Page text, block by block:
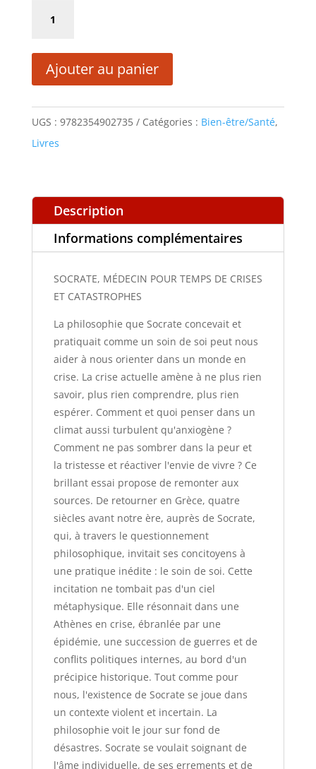
18,00 €.9,00 €.
SOCRATE,
MÉDECIN
TEMPS
DE
CATASTROPHES
Ajouter au panier
UGS : 9782354902735 Catégories : Bien-être/Santé,
Livres
Description
Informations complémentaires
SOCRATE, MÉDECIN POUR TEMPS DE CRISES
ET CATASTROPHES
La philosophie que Socrate concevait et
pratiquait comme un soin de soi peut nous
aider à nous orienter dans un monde en
crise. La crise actuelle amène à ne plus rien
savoir, plus rien comprendre, plus rien
espérer. Comment et quoi penser dans un
climat aussi turbulent qu'anxiogène ?
Comment ne pas sombrer dans la peur et
la tristesse et réactiver l'envie de vivre ? Ce
brillant essai propose de remonter aux
sources. De retourner en Grèce, quatre
siècles avant notre ère, auprès de Socrate,
qui, à travers le questionnement
philosophique, invitait ses concitoyens à
une pratique inédite : le soin de soi. Cette
incitation ne tombait pas d'un ciel
métaphysique. Elle résonnait dans une
Athènes en crise, ébranlée par une
épidémie, une succession de guerres et de
conflits politiques internes, au bord d'un
précipice historique. Tout comme pour
nous, l'existence de Socrate se joue dans
un contexte violent et incertain. La
philosophie voit le jour sur fond de
désastres. Socrate se voulait soignant de
l'âme individuelle, de ses errements et de